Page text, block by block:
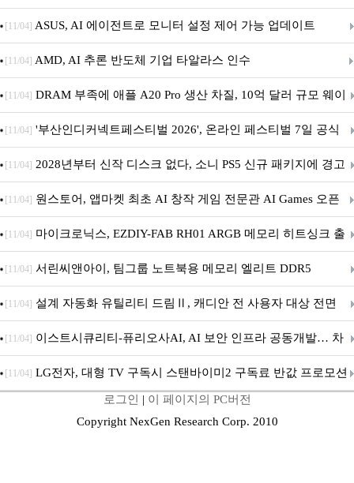
아의 용사’ 재개최 및 풍성한 기념 이벤트 실시!
[11/04] ASUS, AI 에이전트로 모니터 설정 제어 가능 업데이트
[11/04] AMD, AI 추론 반도체 기업 타알라스 인수
[11/04] DRAM 부족에 애플 A20 Pro 생산 차질, 10억 달러 규모 웨이
퍼 대기
[11/04] '부산인디커넥트페스티벌 2026', 온라인 페스티벌 7일 공식
개막... 22일간 진행
[11/04] 2028년부터 신작 디스크 없다, 소니 PS5 신규 패키지에 경고
문 추가
[11/04] 원스토어, 앱마켓 최초 AI 창작 게임 전문관 AI Games 오픈
[11/04] 마이크로닉스, EZDIY-FAB RH01 ARGB 메모리 히트싱크 출
시
[11/04] 서린씨앤아이, 팀그룹 노트북용 메모리 엘리트 DDR5
5600MHz 16GB 출시
[11/04] 설계 자동화 유틸리티 드림Ⅱ, 캐디안 전 사용자 대상 전면
무상 배포
[11/04] 이스트시큐리티-퓨리오사AI, AI 보안 인프라 공동개발… 차
세대 AI 보안 플랫폼 구축
[11/04] LG전자, 대형 TV 구독시 스탠바이미2 구독료 반값 프로모션
로그인 | 이 페이지의 PC버전
Copyright NexGen Research Corp. 2010